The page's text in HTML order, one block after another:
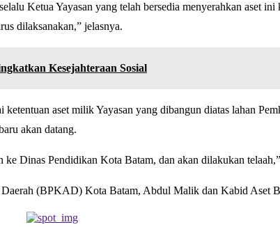
Ketua Yayasan yang telah bersedia menyerahkan aset
dilaksanakan,” jelasnya.
Kesejahteraan Sosial
aset milik Yayasan yang dibangun diatas lahan
akan datang.
Dinas Pendidikan Kota Batam, dan akan dilakukan
Daerah (BPKAD) Kota Batam, Abdul Malik dan Kabid